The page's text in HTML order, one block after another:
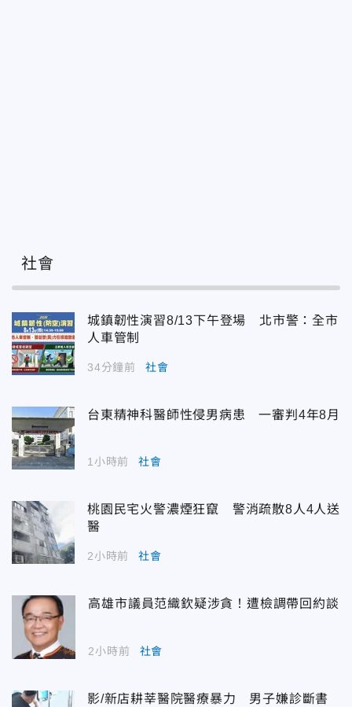
社會
城鎮韌性演習8/13下午登場 北市警：全市
人車管制
34分鐘前 社會
台東精神科醫師性侵男病患 一審判4年8月
1小時前 社會
桃園民宅火警濃煙狂竄 警消疏散8人4人送
醫
2小時前 社會
高雄市議員范織欽疑涉貪！遭檢調帶回約談
2小時前 社會
影/新店耕莘醫院醫療暴力 男子嫌診斷書